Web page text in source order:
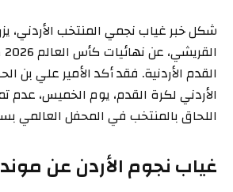
شكل خبر غياب نجمي المنتخب الأردني،
القدم الأردنية. فقد أكد الأمير علي بن
الأردني لكرة القدم، يوم الخميس، عدم
اللحاق بالمنتخب في المحفل العالمي
غياب نجوم الأردن عن مونديال